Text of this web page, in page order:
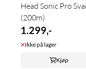
Head Sonic Pro
(200m)
1.299,-
Ikke på lager
Kjøp